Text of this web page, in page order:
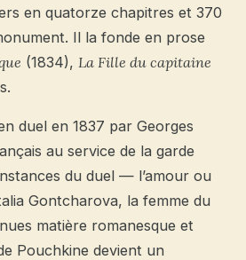
en quatorze chapitres et 370
Il la fonde en prose
(1834), La Fille du capitaine
duel en 1837 par Georges
au service de la garde
du duel — l’amour ou
Gontcharova, la femme du
matière romanesque et
Pouchkine devient un